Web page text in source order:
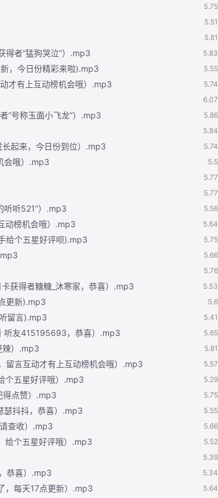
者“猛狗哭泣”）.mp3
，今日份精彩来啦).mp3
才有上互动榜机会哦）.mp3
“号称玉面小飞龙”）.mp3
起来，今日份到位）.mp3
会哦）.mp3
听听521”）.mp3
动榜机会哦）.mp3
给个五星好评呗).mp3
获得者糖糖_沐寒家，恭喜）.mp3
更新).mp3
留言).mp3
听友415195693，恭喜）.mp3
辣）.mp3
留言互动才有上互动榜机会哦）.mp3
个五星好评哦）.mp3
得点赞）.mp3
瑟抖抖，恭喜）.mp3
查收）.mp3
给个五星好评哦）.mp3
恭喜）.mp3
，每天17点更新）.mp3